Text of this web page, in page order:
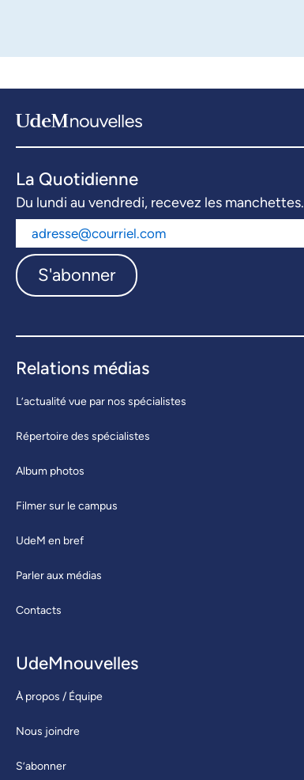
La Quotidienne
Du lundi au vendredi, recevez les manchettes.
S'abonner
Relations médias
L’actualité vue par nos spécialistes
Répertoire des spécialistes
Album photos
Filmer sur le campus
UdeM en bref
Parler aux médias
Contacts
UdeMnouvelles
À propos / Équipe
Nous joindre
S’abonner